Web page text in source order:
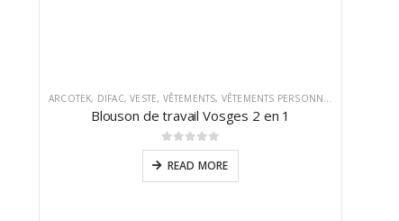
ARCOTEK, DIFAC,VESTE, VÊTEMENTS, VÊTEMENTS PERSONNALISABLES
Blouson de travail Vosges 2 en 1
0sur 5
READ MORE